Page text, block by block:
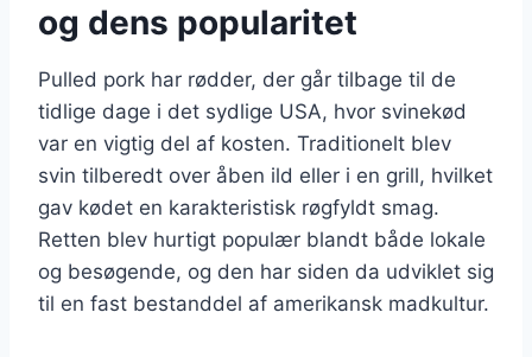
og dens popularitet
Pulled pork har rødder, der går tilbage til de
tidlige dage i det sydlige USA, hvor svinekød
var en vigtig del af kosten. Traditionelt blev
svin tilberedt over åben ild eller i en grill, hvilket
gav kødet en karakteristisk røgfyldt smag.
Retten blev hurtigt populær blandt både lokale
og besøgende, og den har siden da udviklet sig
til en fast bestanddel af amerikansk madkultur.